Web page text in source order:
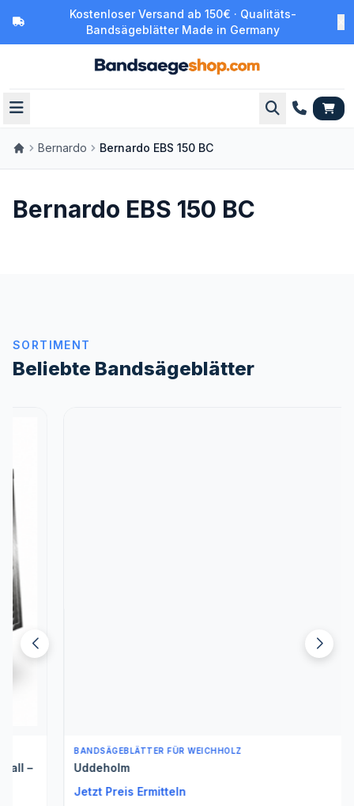
Kostenloser Versand ab 150€ · Qualitäts-
Bandsägeblätter Made in Germany
Bernardo Bernardo EBS 150 BC
Bernardo EBS 150 BC
SORTIMENT
Beliebte Bandsägeblätter
BANDSÄGEBLÄTTER FÜR WEICHHOLZ
Uddeholm
Jetzt Preis Ermitteln